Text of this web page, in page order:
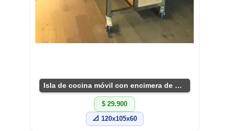
Isla de cocina móvil con encimera de madera
$ 29.900
📐 120x105x60